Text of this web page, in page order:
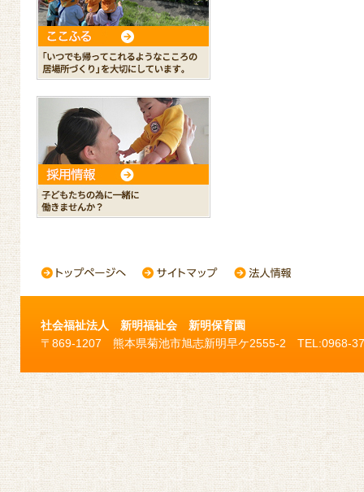
社会福祉法人 新明福祉会 新明保育園
〒869-1207 熊本県菊池市旭志新明早ケ2555-2 TEL:0968-